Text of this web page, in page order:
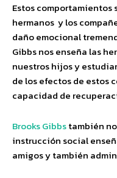
Estos
hermanos y los
daño emocional
Gibbs nos enseña las
nuestros hijos y
de los efectos de estos
capacidad de
Brooks Gibbstambién
instrucción social
amigos y también